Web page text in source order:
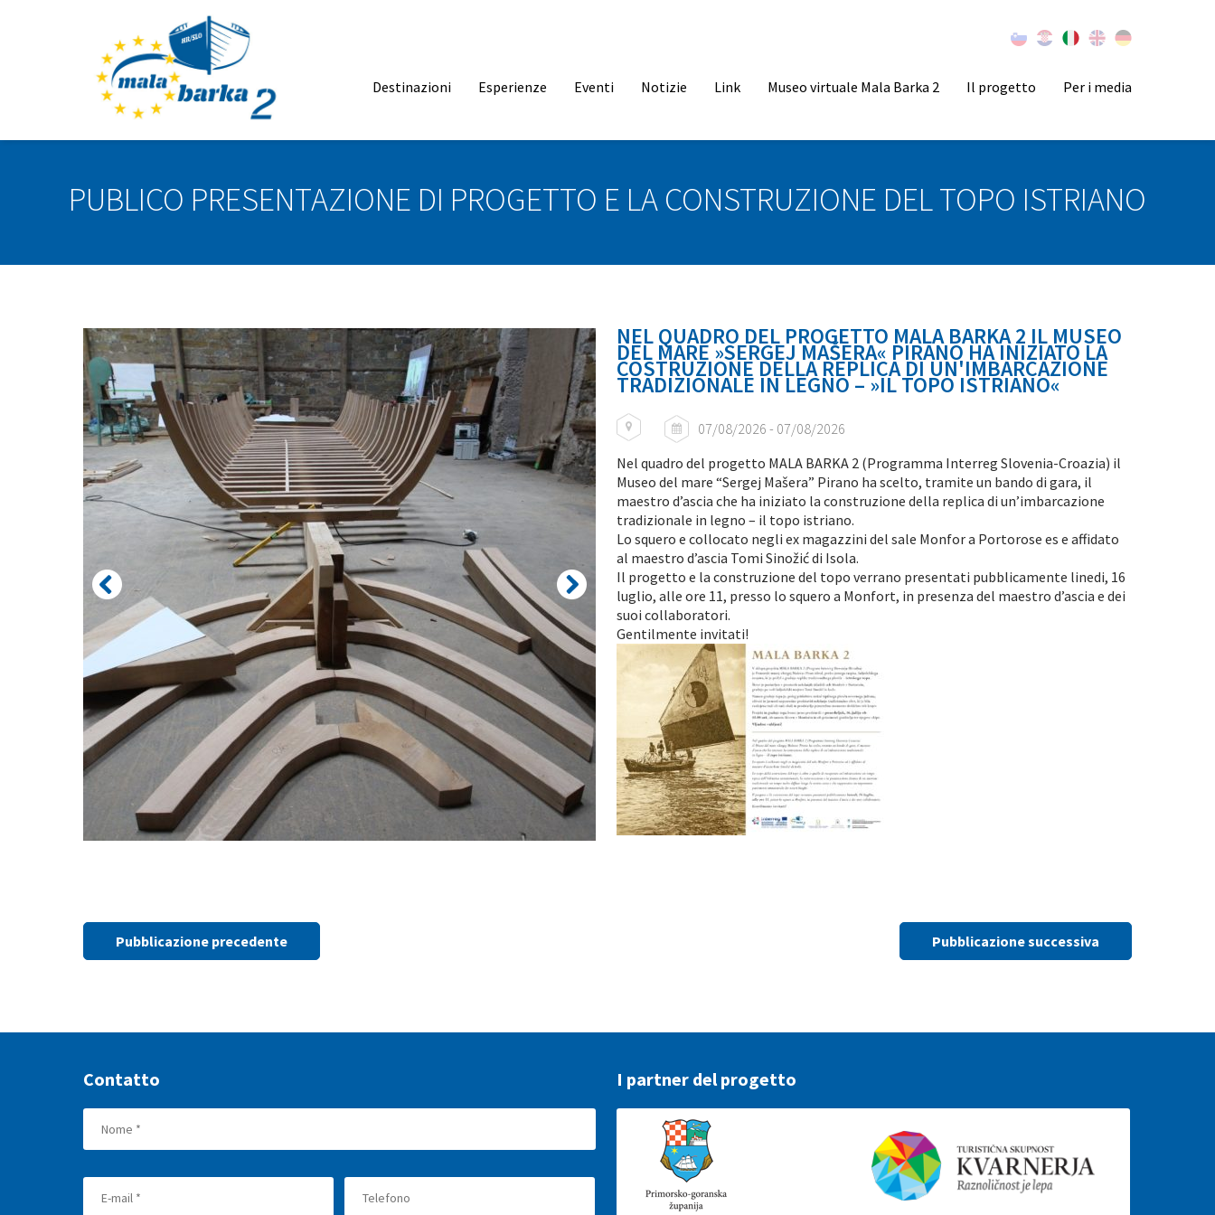
Destinazioni Esperienze Eventi Notizie Link Museo virtuale Mala Barka 2 Il progetto Per i media
PUBLICO PRESENTAZIONE DI PROGETTO E LA CONSTRUZIONE DEL TOPO ISTRIANO
NEL QUADRO DEL PROGETTO MALA BARKA 2 IL MUSEO
DEL MARE »SERGEJ MAŠERA« PIRANO HA INIZIATO LA
COSTRUZIONE DELLA REPLICA DI UN'IMBARCAZIONE
TRADIZIONALE IN LEGNO – »IL TOPO ISTRIANO«
07/08/2026 - 07/08/2026
Nel quadro del progetto MALA BARKA 2 (Programma Interreg Slovenia-Croazia) il
Museo del mare “Sergej Mašera” Pirano ha scelto, tramite un bando di gara, il
maestro d’ascia che ha iniziato la construzione della replica di un’imbarcazione
tradizionale in legno – il topo istriano.
Lo squero e collocato negli ex magazzini del sale Monfor a Portorose es e affidato
al maestro d’ascia Tomi Sinožić di Isola.
Il progetto e la construzione del topo verrano presentati pubblicamente linedi, 16
luglio, alle ore 11, presso lo squero a Monfort, in presenza del maestro d’ascia e dei
suoi collaboratori.
Gentilmente invitati!
Pubblicazione precedente Pubblicazione successiva
Contatto I partner del progetto